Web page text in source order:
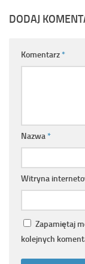
DODAJ
Komentarz*
Nazwa*
Witryna
Zapamiętaj
kolejnych